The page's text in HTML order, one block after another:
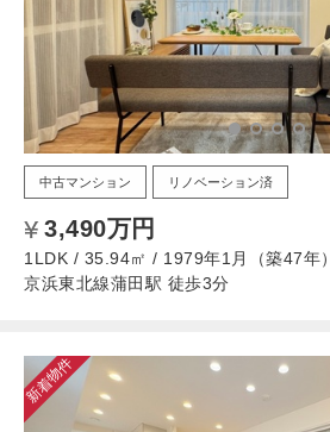
中古マンション リノベーション済
3,490万円
1LDK / 35.94㎡ / 1979年1月（築47年）
京浜東北線蒲田駅 徒歩3分
新着物件